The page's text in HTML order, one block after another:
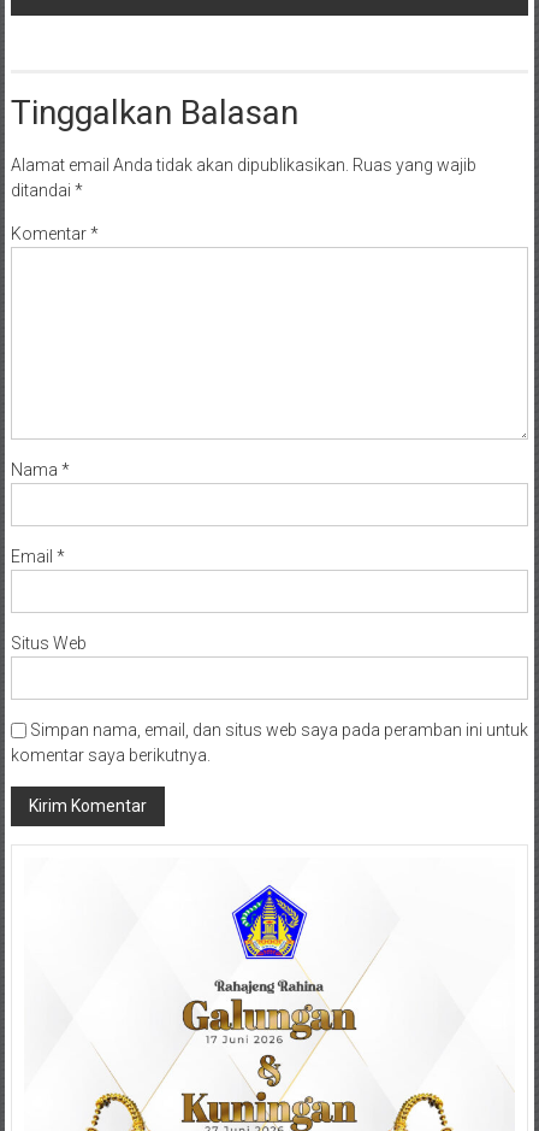
Tinggalkan Balasan
Alamat email Anda tidak akan dipublikasikan. Ruas yang wajib
ditandai *
Komentar*
Nama *
Email *
Situs Web
Simpan nama, email, dan situs web saya pada peramban ini untuk
komentar saya berikutnya.